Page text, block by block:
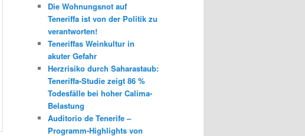
Die Wohnungsnot auf
Teneriffa ist von der Politik zu
verantworten!
Teneriffas Weinkultur in
akuter Gefahr
Herzrisiko durch Saharastaub:
Teneriffa-Studie zeigt 86 %
Todesfälle bei hoher Calima-
Belastung
Auditorio de Tenerife –
Programm-Highlights von